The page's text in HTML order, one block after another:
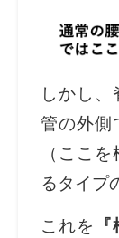
しかし
管の外側
（ここ
るタイプ
これを